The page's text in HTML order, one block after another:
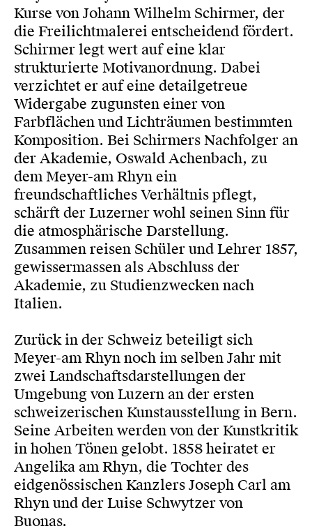
Kurse von Johann Wilhelm Schirmer, der
die Freilichtmalerei entscheidend fördert.
Schirmer legt wert auf eine klar
strukturierte Motivanordnung. Dabei
verzichtet er auf eine detailgetreue
Widergabe zugunsten einer von
Farbflächen und Lichträumen bestimmten
Komposition. Bei Schirmers Nachfolger an
der Akademie, Oswald Achenbach, zu
dem Meyer-am Rhyn ein
freundschaftliches Verhältnis pflegt,
schärft der Luzerner wohl seinen Sinn für
die atmosphärische Darstellung.
Zusammen reisen Schüler und Lehrer 1857,
gewissermassen als Abschluss der
Akademie, zu Studienzwecken nach
Italien.
Zurück in der Schweiz beteiligt sich
Meyer-am Rhyn noch im selben Jahr mit
zwei Landschaftsdarstellungen der
Umgebung von Luzern an der ersten
schweizerischen Kunstausstellung in Bern.
Seine Arbeiten werden von der Kunstkritik
in hohen Tönen gelobt. 1858 heiratet er
Angelika am Rhyn, die Tochter des
eidgenössischen Kanzlers Joseph Carl am
Rhyn und der Luise Schwytzer von
Buonas.